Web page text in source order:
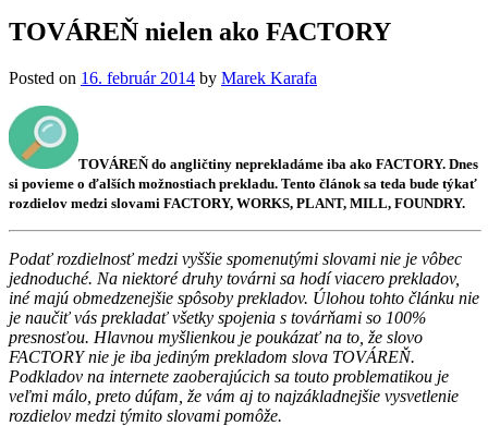
TOVÁREŇ nielen ako FACTORY
Posted on 16. február 2014 by Marek Karafa
TOVÁREŇ do angličtiny neprekladáme iba ako FACTORY. Dnes
si povieme o ďalších možnostiach prekladu. Tento článok sa teda bude týkať
rozdielov medzi slovami FACTORY, WORKS, PLANT, MILL, FOUNDRY.
Podať rozdielnosť medzi vyššie spomenutými slovami nie je vôbec
jednoduché. Na niektoré druhy továrni sa hodí viacero prekladov,
iné majú obmedzenejšie spôsoby prekladov. Úlohou tohto článku nie
je naučiť vás prekladať všetky spojenia s továrňami so 100%
presnosťou. Hlavnou myšlienkou je poukázať na to, že slovo
FACTORY nie je iba jediným prekladom slova TOVÁREŇ.
Podkladov na internete zaoberajúcich sa touto problematikou je
veľmi málo, preto dúfam, že vám aj to najzákladnejšie vysvetlenie
rozdielov medzi týmito slovami pomôže.